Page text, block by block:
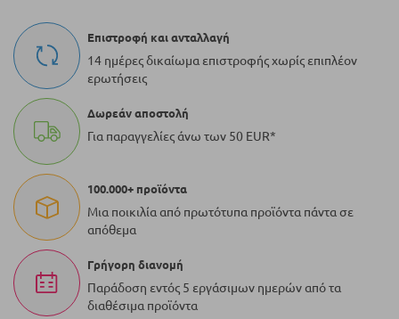
τη
Επιστροφή και ανταλλαγή
14 ημέρες δικαίωμα επιστροφής χωρίς επιπλέον
ερωτήσεις
Δωρεάν αποστολή
Για παραγγελίες άνω των 50 EUR*
100.000+ προϊόντα
Μια ποικιλία από πρωτότυπα προϊόντα πάντα σε
απόθεμα
Γρήγορη διανομή
Παράδοση εντός 5 εργάσιμων ημερών από τα
διαθέσιμα προϊόντα